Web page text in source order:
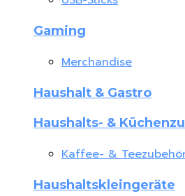
Gaming
Merchandise
Haushalt & Gastro
Haushalts- &
Kaffee- &
Haushaltskleingeräte